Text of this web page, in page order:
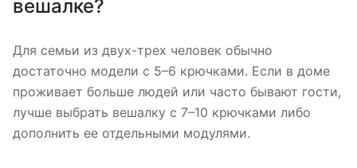
вешалке?
Для семьи из двух-трех человек обычно
достаточно модели с 5–6 крючками. Если в доме
проживает больше людей или часто бывают гости,
лучше выбрать вешалку с 7–10 крючками либо
дополнить ее отдельными модулями.